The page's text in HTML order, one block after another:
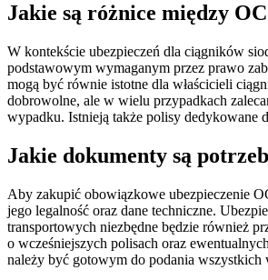
Jakie są różnice między
W kontekście ubezpieczeń dla ciągników
podstawowym wymaganym przez prawo
mogą być równie istotne dla właścicieli
dobrowolne, ale w wielu przypadkach
wypadku. Istnieją także polisy dedykowane
Jakie dokumenty są
Aby zakupić obowiązkowe ubezpieczenie
jego legalność oraz dane techniczne.
transportowych niezbędne będzie również
o wcześniejszych polisach oraz
należy być gotowym do podania wszystkich